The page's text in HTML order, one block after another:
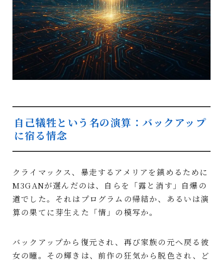
自己犠牲という名の演算：バックアップ
に宿る情念
クライマックス、暴走するアメリアを鎮めるために
M3GANが選んだのは、自らを「露と消す」自爆の
道でした。それはプログラムの帰結か、あるいは演
算の果てに芽生えた「情」の模写か。
バックアップから復元され、再び家族の元へ戻る彼
女の瞳。その輝きは、前作の狂気から脱色され、ど